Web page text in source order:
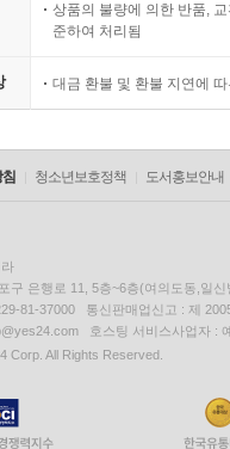
상품의 불량에 의한 반품,
준하여 처리됨
대금 환불 및 환불 지연에
청소년보호정책 도서홍보안내
구 은행로 11, 5층~6층(여의도동,일신
81-37000 통신판매업신고 : 제
호스팅 서비스사업자 :
Corp. All Rights Reserved.